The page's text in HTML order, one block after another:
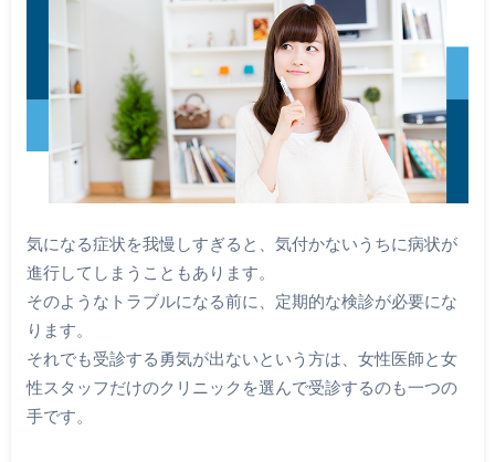
気になる症状を我慢しすぎると、気付かないうちに病状が
進行してしまうこともあります。
そのようなトラブルになる前に、定期的な検診が必要にな
ります。
それでも受診する勇気が出ないという方は、女性医師と女
性スタッフだけのクリニックを選んで受診するのも一つの
手です。